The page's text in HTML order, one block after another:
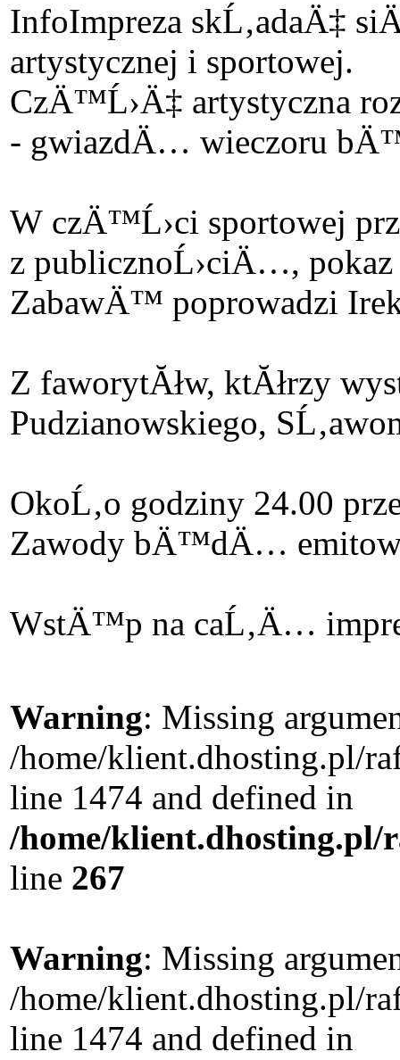
InfoImpreza skĹ‚adaÄ‡
artystycznej i sportowej.
CzÄ™Ĺ›Ä‡ artystyczna
- gwiazdÄ… wieczoru
W czÄ™Ĺ›ci sportowej
z publicznoĹ›ciÄ…, pokaz
ZabawÄ™ poprowadzi
Z faworytĂłw, ktĂłrzy
Pudzianowskiego,
OkoĹ‚o godziny 24.00
Zawody bÄ™dÄ…
WstÄ™p na caĹ‚Ä…
Warning: Missing
/home/klient.dhosting.pl/
line 1474 and defined in
/home/klient.dhosting.pl/
line 267
Warning: Missing
/home/klient.dhosting.pl/
line 1474 and defined in